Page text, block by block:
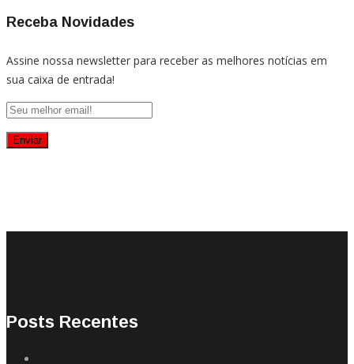
Receba Novidades
Assine nossa newsletter para receber as melhores notícias em
sua caixa de entrada!
Posts Recentes